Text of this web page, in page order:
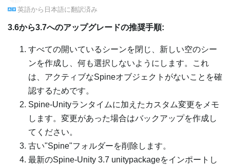
購入
英語から 日本語に翻訳済み
3.6から3.7へのアップグレードの推奨手順:
すべての開いているシーンを閉じ、新しい空のシー
ンを作成し、何も選択しないようにします。これ
は、アクティブなSpineオブジェクトがないことを確
認するためです。
Spine-Unityランタイムに加えたカスタム変更をメモ
します。変更があった場合はバックアップを作成し
てください。
古い"Spine"フォルダーを削除します。
最新のSpine-Unity 3.7 unitypackageをインポートし